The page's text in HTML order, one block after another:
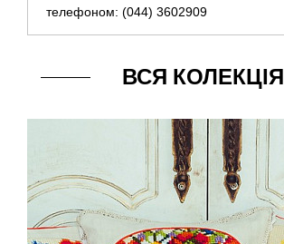
телефоном: (044) 3602909
ВСЯ КОЛЕКЦІЯ